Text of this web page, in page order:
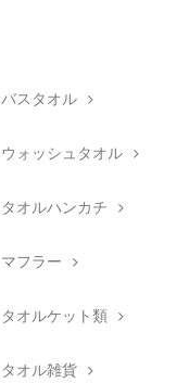
バスタオル
ウォッシュタオル
タオルハンカチ
マフラー
タオルケット類
タオル雑貨